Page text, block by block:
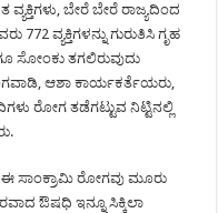
ಬೇರೆ ಬೇರೆ ರಾಜ್ಯದಿಂದ
772 ವ್ಯಕ್ತಿಗಳನ್ನು ಗುರುತಿಸಿ ಗೃಹ
ಸೋಂಕು ತಗಲಿರುವುದು
ಆಶಾ ಕಾರ್ಯಕರ್ತೆಯರು,
ರೋಗ ತಡೆಗಟ್ಟುವ ನಿಟ್ಟಿನಲ್ಲಿ
ಈ ಸಾಂಕ್ರಾಮಿ ರೋಗವು ಮೂರು
ಔಷಧಿ ಇನ್ನೂ ಸಿಕ್ಕಿಲಾ